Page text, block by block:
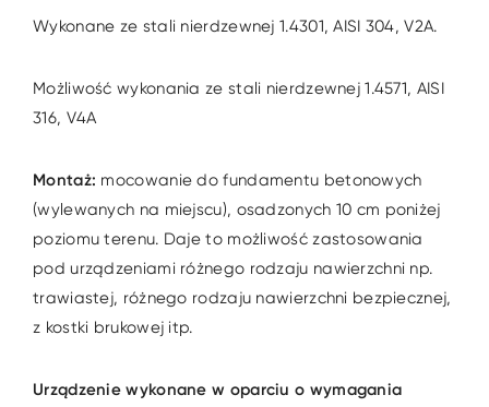
Wykonane ze stali nierdzewnej 1.4301, AISI 304, V2A.
Możliwość wykonania ze stali nierdzewnej 1.4571, AISI
316, V4A
Montaż: mocowanie do fundamentu betonowych
(wylewanych na miejscu), osadzonych 10 cm poniżej
poziomu terenu. Daje to możliwość zastosowania
pod urządzeniami różnego rodzaju nawierzchni np.
trawiastej, różnego rodzaju nawierzchni bezpiecznej,
z kostki brukowej itp.
Urządzenie wykonane w oparciu o wymagania